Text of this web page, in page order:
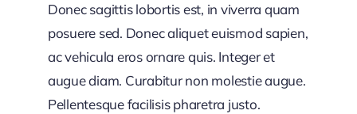
Donec sagittis lobortis est, in viverra quam
posuere sed. Donec aliquet euismod sapien,
ac vehicula eros ornare quis. Integer et
augue diam. Curabitur non molestie augue.
Pellentesque facilisis pharetra justo.